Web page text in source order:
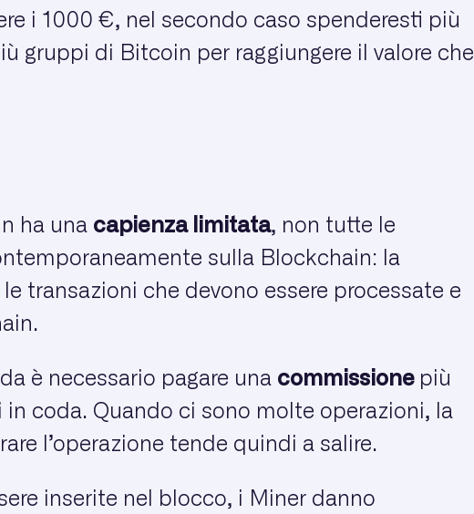
i 1000 €, nel secondo caso spenderesti più
gruppi di Bitcoin per raggiungere il valore che
ha una capienza limitata, non tutte le
sulla Blockchain: la
transazioni che devono essere processate e
è necessario pagare una commissione più
coda. Quando ci sono molte operazioni, la
l’operazione tende quindi a salire.
inserite nel blocco, i Miner danno